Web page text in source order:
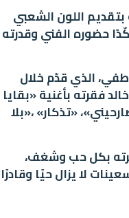
اللون الشعبي
حضوره الفني وقدرته
الذي قدّم خلال
فقرته بأغنية «بقايا
«تذكار» ،«بلا
بكل حب وشغف،
لا يزال حيًا وقادرًا